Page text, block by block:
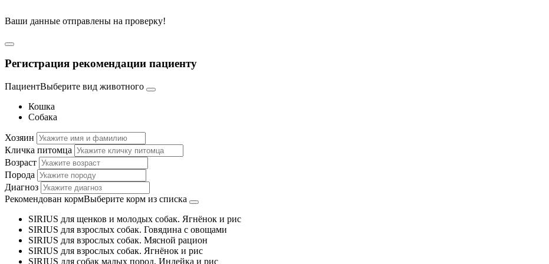
Ваши данные отправлены на проверку!
Регистрация рекомендации пациенту
ПациентВыберите вид животного
Кошка
Собака
Хозяин
Кличка питомца
Возраст
Порода
Диагноз
Рекомендован кормВыберите корм из списка
SIRIUS для щенков и молодых собак. Ягнёнок и рис
SIRIUS для взрослых собак. Говядина с овощами
SIRIUS для взрослых собак. Мясной рацион
SIRIUS для взрослых собак. Ягнёнок и рис
SIRIUS для собак малых пород. Индейка и рис